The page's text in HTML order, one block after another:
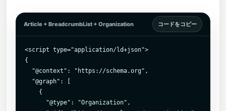
Article + BreadcrumbList + Organization コードをコピー
<script type="application/ld+json">
{
  "@context": "https://schema.org",
  "@graph": [
    {
      "@type": "Organization",